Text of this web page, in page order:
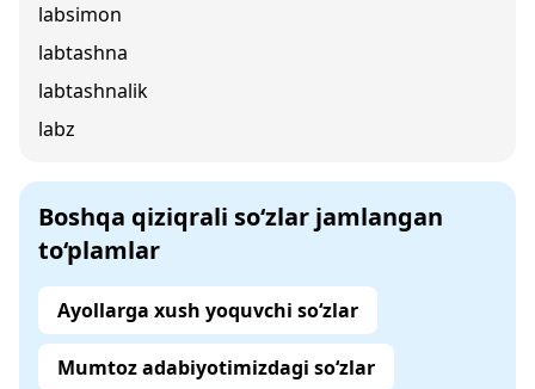
labsimon
labtashna
labtashnalik
labz
Boshqa qiziqrali so‘zlar jamlangan
to‘plamlar
Ayollarga xush yoquvchi so‘zlar
Mumtoz adabiyotimizdagi so‘zlar